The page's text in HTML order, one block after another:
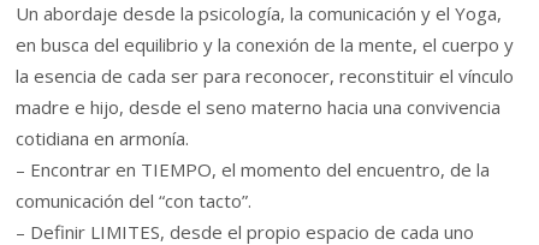
Un abordaje desde la psicología, la comunicación y el Yoga,
en busca del equilibrio y la conexión de la mente, el cuerpo y
la esencia de cada ser para reconocer, reconstituir el vínculo
madre e hijo, desde el seno materno hacia una convivencia
cotidiana en armonía.
– Encontrar en TIEMPO, el momento del encuentro, de la
comunicación del “con tacto”.
– Definir LIMITES, desde el propio espacio de cada uno